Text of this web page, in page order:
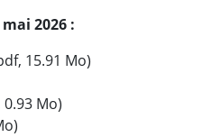
2026 :
15.91 Mo)
Mo)